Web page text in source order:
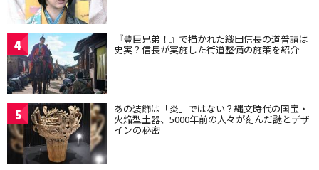
4 『豊臣兄弟！』で描かれた織田信長の道普請は
史実？信長が実施した街道整備の施策を紹介
5 あの装飾は「炎」ではない？縄文時代の国宝・
火焔型土器、5000年前の人々が刻んだ謎とデザ
インの秘密